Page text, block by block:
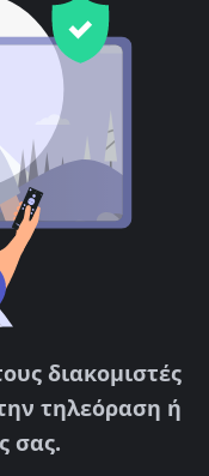
διακομιστές
τηλεόραση ή
σας.